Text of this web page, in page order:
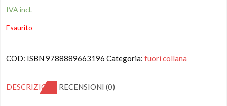
IVA incl.
Esaurito
COD: ISBN 9788889663196 Categoria:fuori collana
DESCRIZIONE RECENSIONI (0)